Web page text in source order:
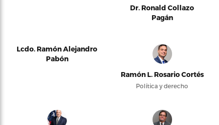
Dr. Ronald Collazo
Pagán
Lcdo. Ramón Alejandro
Pabón
Ramón L. Rosario Cortés
Política y derecho